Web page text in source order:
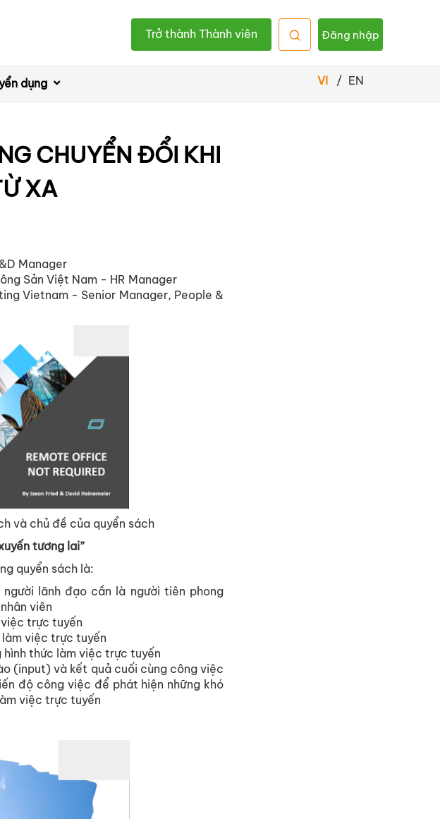
Trở thành Thành viên Đăng nhập
dụng VI / EN
CHUYỂN ĐỔI KHI
XA
Manager
Sản Việt Nam - HR Manager
Vietnam - Senior Manager, People &
và chủ đề của quyển sách
tương lai”
quyển sách là:
lãnh đạo cần là người tiên phong
viên
trực tuyến
việc trực tuyến
hình thức làm việc trực tuyến
(input) và kết quả cuối cùng công việc
độ công việc để phát hiện những khó
việc trực tuyến